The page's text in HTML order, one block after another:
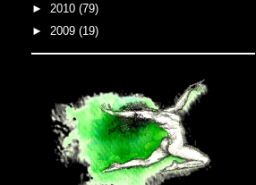
► 2010 (79)
► 2009 (19)